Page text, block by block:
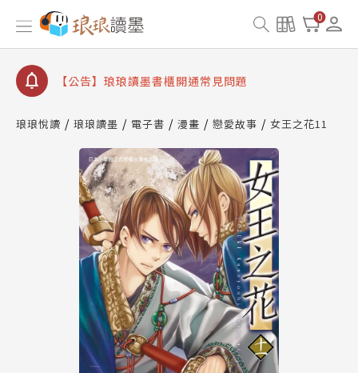
0
【公告】琅琅讀墨數位閱讀資產合併與書櫃開通申請
【公告】琅琅讀墨 3 分鐘完成書櫃開通與資產合併申
查詢
【公告】琅琅讀墨數位閱讀資產合併與書櫃開通申請
琅琅悅讀 琅琅讀墨 電子書 漫畫 戀愛故事 女王之花11